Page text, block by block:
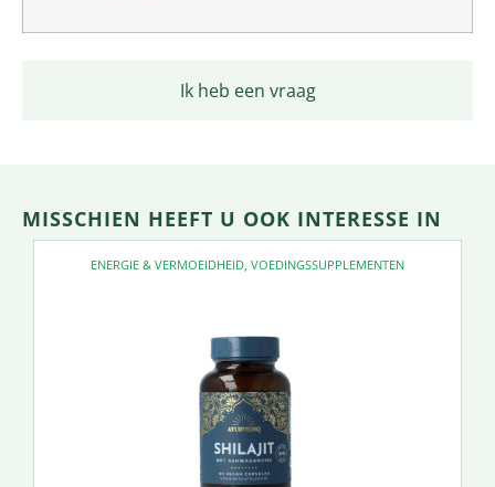
Ik heb een vraag
MISSCHIEN HEEFT U OOK INTERESSE IN
ENERGIE & VERMOEIDHEID, VOEDINGSSUPPLEMENTEN